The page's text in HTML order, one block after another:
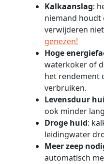
Kalkaanslag:
niemand houdt
verwijderen
genezen!
Hoge
waterkoker of
het rendement
verbruiken.
Levensduur
ook minder
Droge huid:
leidingwater
Meer zeep
automatisch